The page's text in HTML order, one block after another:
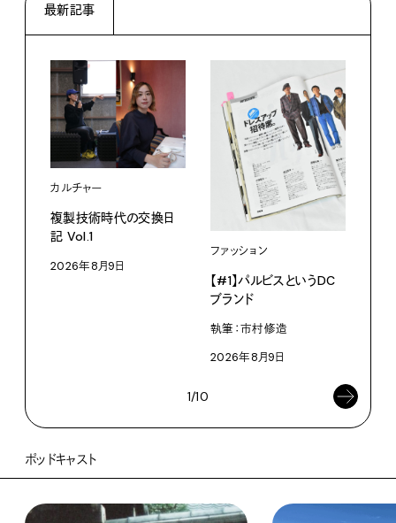
最新記事
カルチャー
複製技術時代の交換日
記 Vol.1
2026年8月9日
ファッション
【#1】パルビスというDC
ブランド
執筆：市村修造
2026年8月9日
1/10
ポッドキャスト